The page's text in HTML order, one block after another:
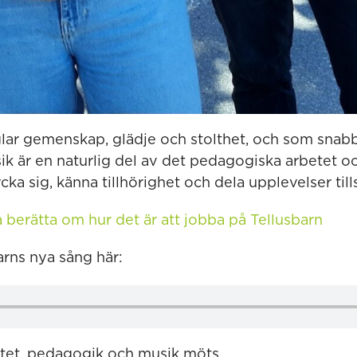
gemenskap, glädje och stolthet, och som
är en naturlig del av det pedagogiska arbetet
sig, känna tillhörighet och dela upplevelser
berätta om hur det är att jobba på Tellusbarn
nya sång här: